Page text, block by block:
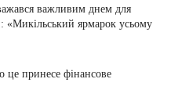
важливим днем для
«Микільський ярмарок усьому
це принесе фінансове